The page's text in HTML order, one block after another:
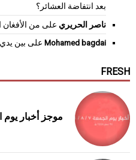
بعد انتفاضة العشائر؟
ناصر الحريري على من الأفغان
Mohamed bagdai على بين
FRESH
موجز أخبار يوم